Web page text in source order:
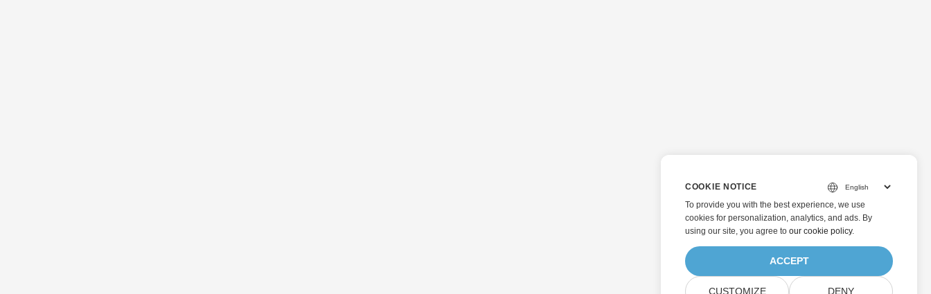
COOKIE NOTICE
To provide you with the best experience, we use
cookies for personalization, analytics, and ads. By
using our site, you agree to our cookie policy.
ACCEPT
CUSTOMIZE DENY